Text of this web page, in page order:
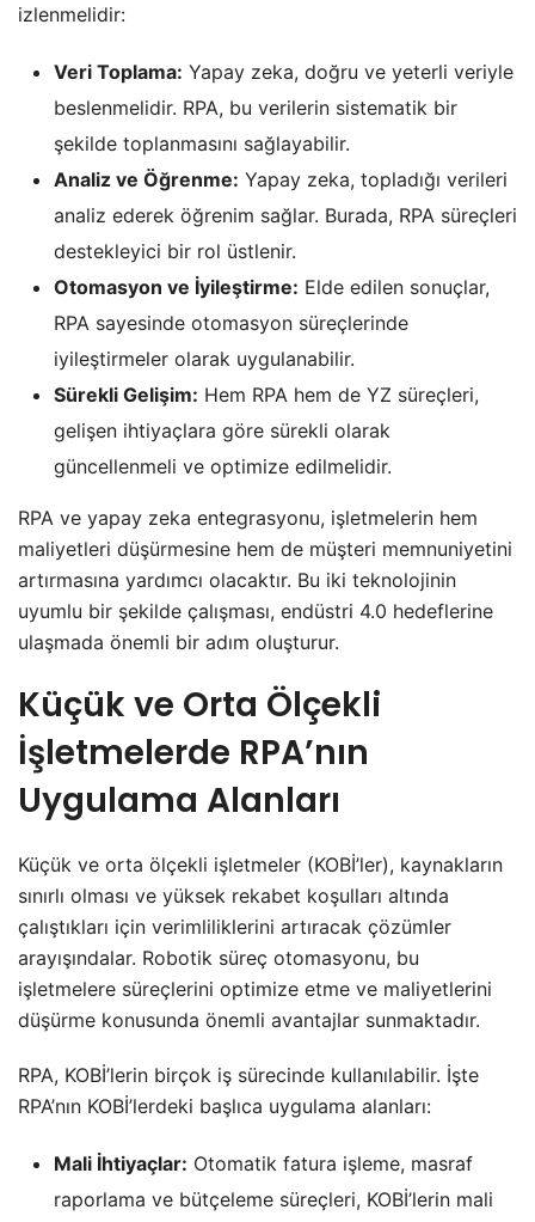
izlenmelidir:
Veri Toplama: Yapay zeka, doğru ve yeterli veriyle
beslenmelidir. RPA, bu verilerin sistematik bir
şekilde toplanmasını sağlayabilir.
Analiz ve Öğrenme: Yapay zeka, topladığı verileri
analiz ederek öğrenim sağlar. Burada, RPA süreçleri
destekleyici bir rol üstlenir.
Otomasyon ve İyileştirme: Elde edilen sonuçlar,
RPA sayesinde otomasyon süreçlerinde
iyileştirmeler olarak uygulanabilir.
Sürekli Gelişim: Hem RPA hem de YZ süreçleri,
gelişen ihtiyaçlara göre sürekli olarak
güncellenmeli ve optimize edilmelidir.
RPA ve yapay zeka entegrasyonu, işletmelerin hem
maliyetleri düşürmesine hem de müşteri memnuniyetini
artırmasına yardımcı olacaktır. Bu iki teknolojinin
uyumlu bir şekilde çalışması, endüstri 4.0 hedeflerine
ulaşmada önemli bir adım oluşturur.
Küçük ve Orta Ölçekli
İşletmelerde RPA’nın
Uygulama Alanları
Küçük ve orta ölçekli işletmeler (KOBİ’ler), kaynakların
sınırlı olması ve yüksek rekabet koşulları altında
çalıştıkları için verimliliklerini artıracak çözümler
arayışındalar. Robotik süreç otomasyonu, bu
işletmelere süreçlerini optimize etme ve maliyetlerini
düşürme konusunda önemli avantajlar sunmaktadır.
RPA, KOBİ’lerin birçok iş sürecinde kullanılabilir. İşte
RPA’nın KOBİ’lerdeki başlıca uygulama alanları:
Mali İhtiyaçlar: Otomatik fatura işleme, masraf
raporlama ve bütçeleme süreçleri, KOBİ’lerin mali